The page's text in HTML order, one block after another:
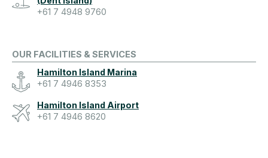
+61 7 4948 9760
OUR FACILITIES & SERVICES
Hamilton Island Marina
+61 7 4946 8353
Hamilton Island Airport
+61 7 4946 8620